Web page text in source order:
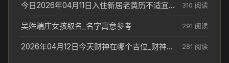
今日2026年04月11日入住新居老黄历不适宜吗_搬家择日参考 310 阅读
吴姓端庄女孩取名_名字寓意参考 291 阅读
2026年04月12日今天财神在哪个吉位_财神方位参考 281 阅读